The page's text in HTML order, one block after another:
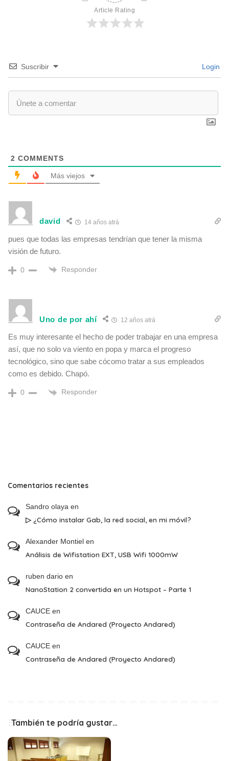
Article Rating
Suscribir Login
2 COMMENTS
Más viejos
david 14 años atrá
pues que todas las empresas tendrían que tener la misma
visión de futuro.
0 Responder
Uno de por ahí 12 años atrá
Es muy interesante el hecho de poder trabajar en una empresa
así, que no solo va viento en popa y marca el progreso
tecnológico, sino que sabe cócomo tratar a sus empleados
como es debido. Chapó.
0 Responder
Comentarios recientes
Sandro olaya en
▷ ¿Cómo instalar Gab, la red social, en mi móvil?
Alexander Montiel en
Análisis de Wifistation EXT, USB Wifi 1000mW
ruben dario en
NanoStation 2 convertida en un Hotspot – Parte 1
CAUCE en
Contraseña de Andared (Proyecto Andared)
CAUCE en
Contraseña de Andared (Proyecto Andared)
También te podría gustar…